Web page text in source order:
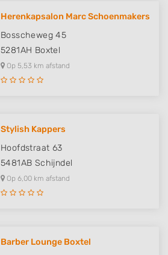
Herenkapsalon Marc Schoenmakers
Bosscheweg 45
5281AH Boxtel
Op 5,53 km afstand
Stylish Kappers
Hoofdstraat 63
5481AB Schijndel
Op 6,00 km afstand
Barber Lounge Boxtel